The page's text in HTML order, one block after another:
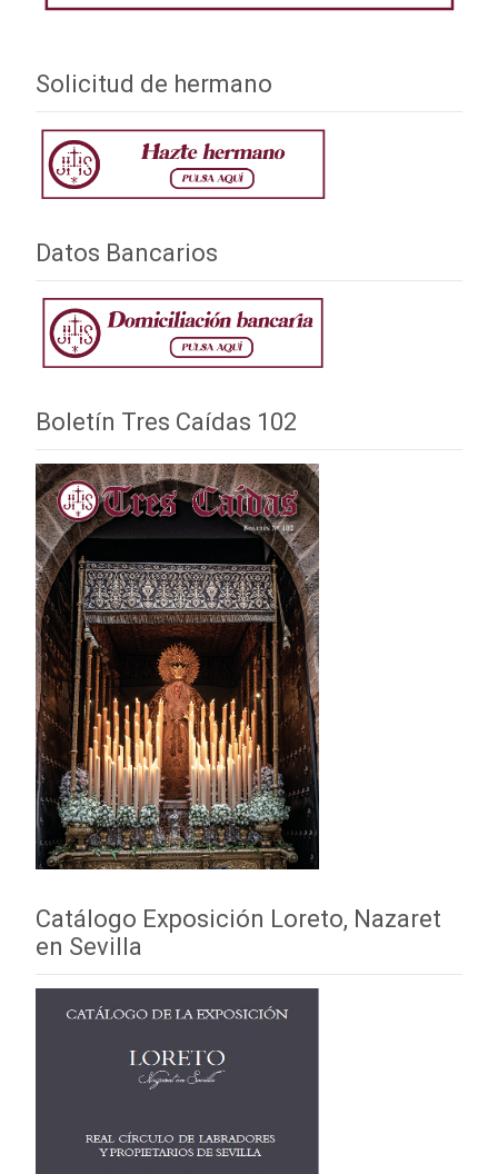
Solicitud de hermano
Datos Bancarios
Boletín Tres Caídas 102
Catálogo Exposición Loreto, Nazaret
en Sevilla